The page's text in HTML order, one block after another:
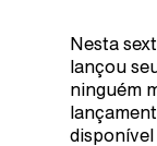
Nesta
lançou
ninguém